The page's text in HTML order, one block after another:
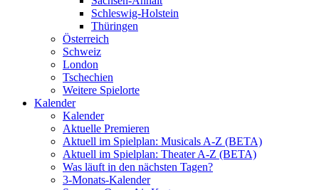
Schleswig-Holstein
Thüringen
Österreich
Schweiz
London
Tschechien
Weitere Spielorte
Kalender
Kalender
Aktuelle Premieren
Aktuell im Spielplan: Musicals A-Z (BETA)
Aktuell im Spielplan: Theater A-Z (BETA)
Was läuft in den nächsten Tagen?
3-Monats-Kalender